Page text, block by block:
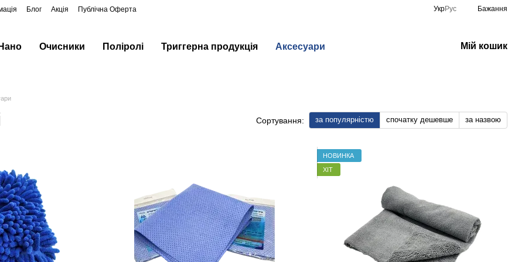
Блог Акція Публічна Оферта УкрРус Бажання
Очисники Поліролі Триггерна продукція Аксесуари Мій кошик
Сортування: за популярністю спочатку дешевше за назвою
НОВИНКА
ХІТ